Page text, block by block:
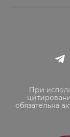
При
обязательна